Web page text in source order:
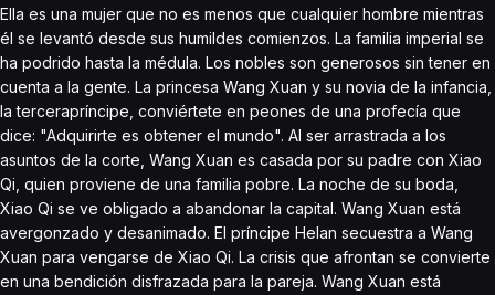
Ella es una mujer que no es menos que cualquier hombre mientras
él se levantó desde sus humildes comienzos. La familia imperial se
ha podrido hasta la médula. Los nobles son generosos sin tener en
cuenta a la gente. La princesa Wang Xuan y su novia de la infancia,
la tercerapríncipe, conviértete en peones de una profecía que
dice: "Adquirirte es obtener el mundo". Al ser arrastrada a los
asuntos de la corte, Wang Xuan es casada por su padre con Xiao
Qi, quien proviene de una familia pobre. La noche de su boda,
Xiao Qi se ve obligado a abandonar la capital. Wang Xuan está
avergonzado y desanimado. El príncipe Helan secuestra a Wang
Xuan para vengarse de Xiao Qi. La crisis que afrontan se convierte
en una bendición disfrazada para la pareja. Wang Xuan está